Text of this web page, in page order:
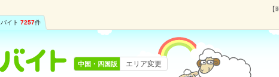
イト 7257件
中国・四国版 エリア変更